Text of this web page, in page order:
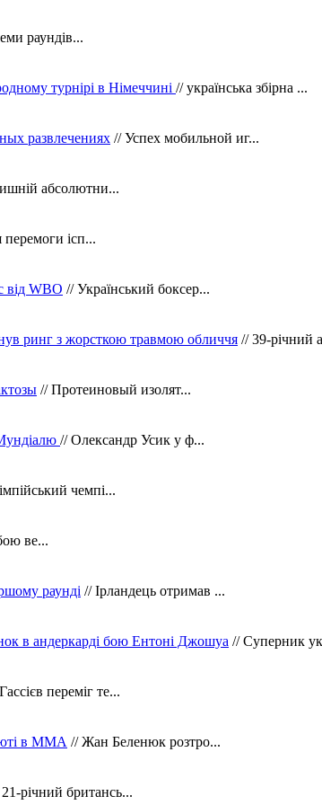
раундів...
турнірі в Німеччині // українська збірна ...
развлечениях // Успех мобильной иг...
абсолютни...
перемоги ісп...
від WBO // Український боксер...
ринг з жорсткою травмою обличчя // 39-річний
// Протеиновый изолят...
// Олександр Усик у ф...
чемпі...
ве...
раунді // Ірландець отримав ...
в андеркарді бою Ентоні Джошуа // Суперник
переміг те...
в ММА // Жан Беленюк розтро...
річний британсь...